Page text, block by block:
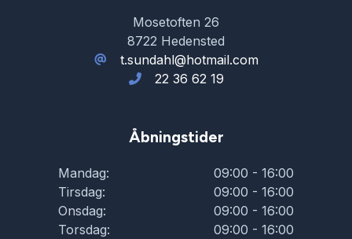
Mosetoften 26
8722 Hedensted
t.sundahl@hotmail.com
22 36 62 19
Åbningstider
Mandag:
09:00 - 16:00
Tirsdag:
09:00 - 16:00
Onsdag:
09:00 - 16:00
Torsdag:
09:00 - 16:00